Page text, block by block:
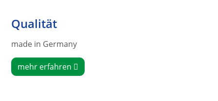
Qualität
made in Germany
mehr erfahren